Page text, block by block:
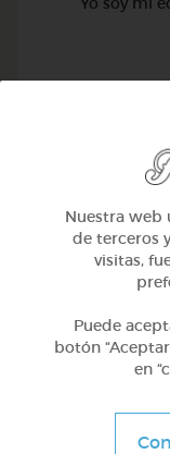
Nuestra web
de terceros
visitas,
Puede
botón
en